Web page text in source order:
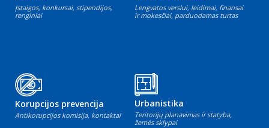
Įstaigos, konkursai, stipendijos,
renginiai
Lengvatos verslui, leidimai, finansai
ir mokesčiai, parduodamas turtas
Korupcijos prevencija
Antikorupcijos komisija, kontaktai
Urbanistika
Teritorijų planavimas ir statyba,
žemės sklypai